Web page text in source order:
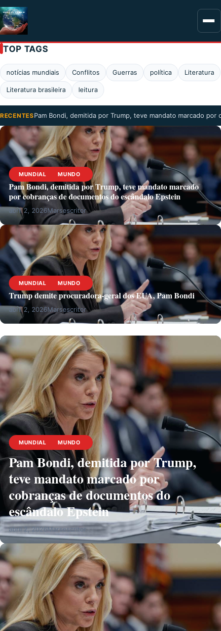
TOP TAGS
notícias mundiais Conflitos Guerras política Literatura
Literatura brasileira leitura
RECENTESPam Bondi, demitida por Trump, teve mandato marcado
MUNDIAL MUNDO
Pam Bondi, demitida por Trump, teve mandato marcado
por cobranças de documentos do escândalo Epstein
abril 2, 2026Marsescritor
MUNDIAL MUNDO
Trump demite procuradora-geral dos EUA, Pam Bondi
abril 2, 2026Marsescritor
MUNDIAL MUNDO
Pam Bondi, demitida por Trump,
teve mandato marcado por
cobranças de documentos do
escândalo Epstein
abril 2, 2026Marsescritor